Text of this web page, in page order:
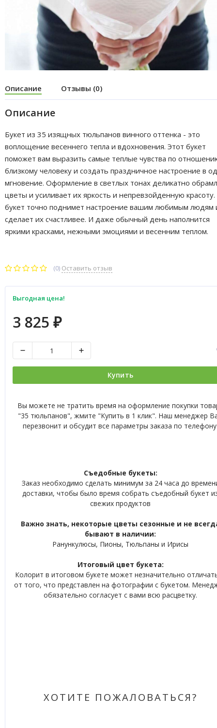
Описание Отзывы (0)
Описание
Букет из 35 изящных тюльпанов винного оттенка - это
воплощение весеннего тепла и вдохновения. Этот букет
поможет вам выразить самые теплые чувства по
близкому человеку и создать праздничное настроение в
мгновение. Оформление в светлых тонах деликатно
цветы и усиливает их яркость и непревзойденную красоту.
букет точно поднимет настроение вашим любимым людям
сделает их счастливее. И даже обычный день наполнится
яркими красками, нежными эмоциями и весенним теплом.
(0) Оставить отзыв
Выгодная цена!
3 825 ₽
Купить
Вы можете не тратить время на оформление покупки
"35 тюльпанов", жмите "Купить в 1 клик". Наш менеджер
перезвонит и обсудит все параметры заказа по
Съедобные букеты:
Заказ необходимо сделать минимум за 24 часа до
доставки, чтобы было время собрать съедобный букет
свежих продуктов
Важно знать, некоторые цветы сезонные и не
бывают в наличии:
Ранункулюсы, Пионы, Тюльпаны и Ирисы
Итоговый цвет букета:
Колорит в итоговом букете может незначительно
от того, что представлен на фотографии с букетом.
обязательно согласует с вами всю расцветку.
ХОТИТЕ ПОЖАЛОВАТЬСЯ?